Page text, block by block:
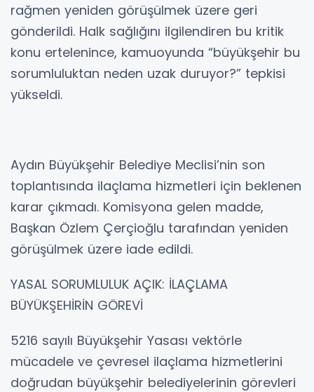
rağmen yeniden görüşülmek üzere geri
gönderildi. Halk sağlığını ilgilendiren bu kritik
konu ertelenince, kamuoyunda “büyükşehir bu
sorumluluktan neden uzak duruyor?” tepkisi
yükseldi.
Aydın Büyükşehir Belediye Meclisi’nin son
toplantısında ilaçlama hizmetleri için beklenen
karar çıkmadı. Komisyona gelen madde,
Başkan Özlem Çerçioğlu tarafından yeniden
görüşülmek üzere iade edildi.
YASAL SORUMLULUK AÇIK: İLAÇLAMA
BÜYÜKŞEHİRİN GÖREVİ
5216 sayılı Büyükşehir Yasası vektörle
mücadele ve çevresel ilaçlama hizmetlerini
doğrudan büyükşehir belediyelerinin görevleri